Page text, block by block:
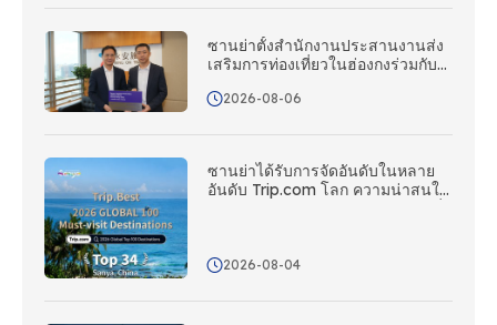
ซานย่าตั้งสํานักงานประสานงานส่ง
เสริมการท่องเที่ยวในฮ่องกงร่วมกับ
2026-08-06
ซานย่าได้รับการจัดอันดับในหลาย
อันดับ Trip.com โลก ความน่าสนใจ
2026-08-04